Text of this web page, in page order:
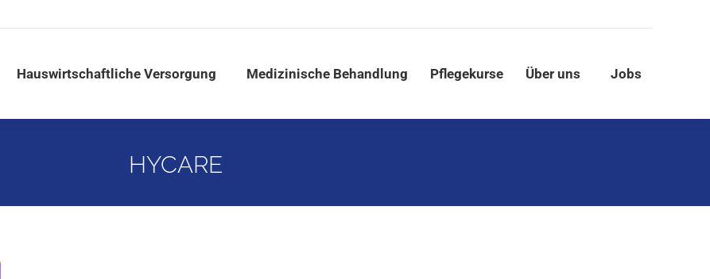
Hauswirtschaftliche Versorgung Medizinische Behandlung Pflegekurse Über uns Jobs
HYCARE
Pflege Hauswirtschaftliche Versorgung Medizinische Behandlung Pflegekurse Über uns
Jobs